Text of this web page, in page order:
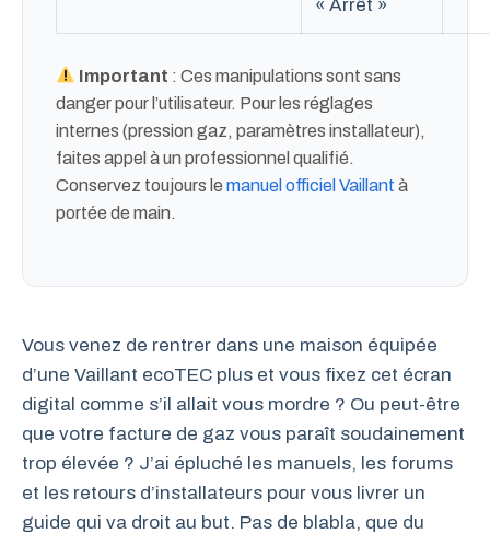
« Arrêt »
Important : Ces manipulations sont sans
danger pour l’utilisateur. Pour les réglages
internes (pression gaz, paramètres installateur),
faites appel à un professionnel qualifié.
Conservez toujours le manuel officiel Vaillant à
portée de main.
Vous venez de rentrer dans une maison équipée
d’une Vaillant ecoTEC plus et vous fixez cet écran
digital comme s’il allait vous mordre ? Ou peut-être
que votre facture de gaz vous paraît soudainement
trop élevée ? J’ai épluché les manuels, les forums
et les retours d’installateurs pour vous livrer un
guide qui va droit au but. Pas de blabla, que du